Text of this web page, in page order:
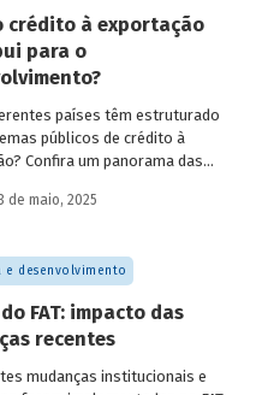
calcular prêmio de risco em
infraestrutura e o controle
de companhias abertas por
investimento no Brasil.
crédito à exportação
para o
países têm estruturado
públicos de crédito à
Confira um panorama das
esses sistemas
a inovação e a inserção
no mercado global.
de maio, 2025
e desenvolvimento
FAT: impacto das
recentes
mudanças institucionais e